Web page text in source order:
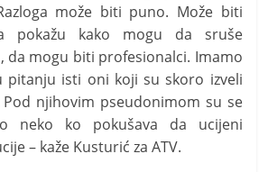
može biti puno. Može biti
pokažu kako mogu da sruše
da mogu biti profesionalci. Imamo
pitanju isti oni koji su skoro izveli
njihovim pseudonimom su se
neko ko pokušava da ucijeni
– kaže Kusturić za ATV.